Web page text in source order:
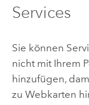
Services
Sie können
nicht mit Ihrem
hinzufügen,
zu Webkarten